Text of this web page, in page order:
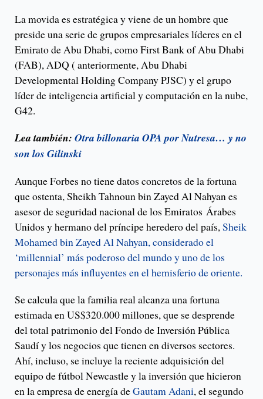
La movida es estratégica y viene de un hombre que
preside una serie de grupos empresariales líderes en el
Emirato de Abu Dhabi, como First Bank of Abu Dhabi
(FAB), ADQ ( anteriormente, Abu Dhabi
Developmental Holding Company PJSC) y el grupo
líder de inteligencia artificial y computación en la nube,
G42.
Lea también: Otra billonaria OPA por Nutresa… y no
son los Gilinski
Aunque Forbes no tiene datos concretos de la fortuna
que ostenta, Sheikh Tahnoun bin Zayed Al Nahyan es
asesor de seguridad nacional de los Emiratos Árabes
Unidos y hermano del príncipe heredero del país,Sheik
Mohamed bin Zayed Al Nahyan, considerado el
‘millennial’ más poderoso del mundo y uno de los
personajes más influyentes en el hemisferio de oriente.
Se calcula que la familia real alcanza una fortuna
estimada en US$320.000 millones, que se desprende
del total patrimonio del Fondo de Inversión Pública
Saudí y los negocios que tienen en diversos sectores.
Ahí, incluso, se incluye la reciente adquisición del
equipo de fútbol Newcastle y la inversión que hicieron
en la empresa de energía deGautam Adani, el segundo